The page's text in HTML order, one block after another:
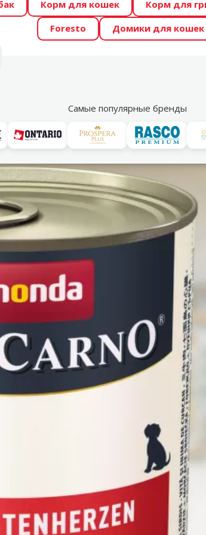
Dino Zoo предлагает отличные
“GADA ŪSAIŅI”! Возможно Твой
Корм для кошек Корм для
Foresto
Домики для кошек
Самые популярные бренды
Акции
Консервы для собак Для щенков